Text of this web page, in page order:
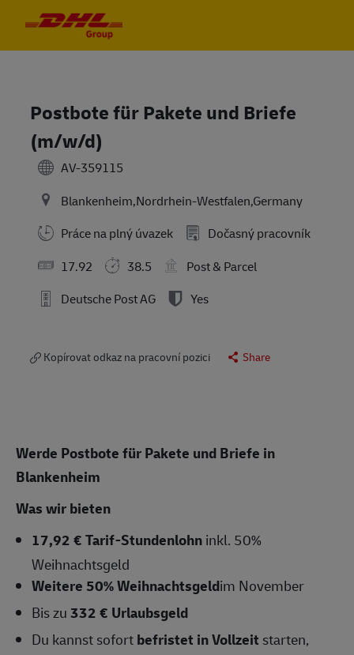
Postbote für Pakete und Briefe
(m/w/d)
AV-359115
Blankenheim,Nordrhein-Westfalen,Germany
Práce na plný úvazek
Dočasný pracovník
17.92
38.5
Post & Parcel
Deutsche Post AG
Yes
Kopírovat odkaz na pracovní pozici Share
Werde Postbote für Pakete und Briefe in
Blankenheim
Was wir bieten
17,92 € Tarif-Stundenlohninkl. 50%
Weihnachtsgeld
Weitere 50% Weihnachtsgeldim November
Bis zu332 € Urlaubsgeld
Du kannst sofortbefristet in Vollzeit starten,